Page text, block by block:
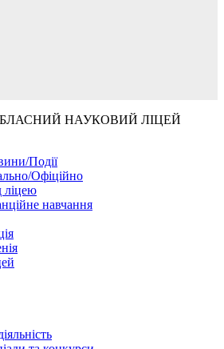
НАУКОВИЙ ЛІЦЕЙ
Події
Офіційно
ліцею
навчання